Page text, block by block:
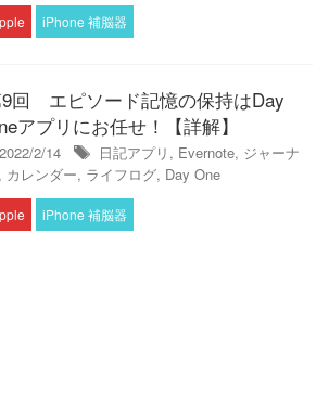
iPhone 補脳器
回 エピソード記憶の保持はDay
アプリにお任せ！【詳解】
2022/2/14 日記アプリ , Evernote, ジャーナ
, カレンダー, ライフログ, Day One
iPhone 補脳器